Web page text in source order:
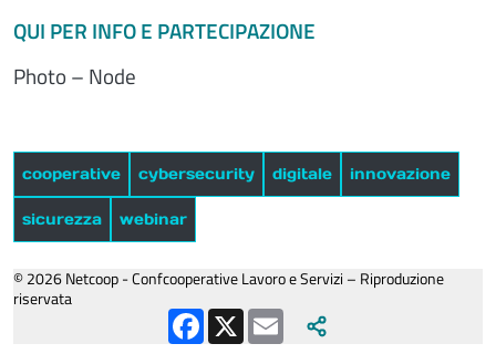
QUI PER INFO E PARTECIPAZIONE
Photo – Node
cooperative cybersecurity digitale innovazione
sicurezza webinar
© 2026 Netcoop - Confcooperative Lavoro e Servizi – Riproduzione
riservata
Facebook
X Email